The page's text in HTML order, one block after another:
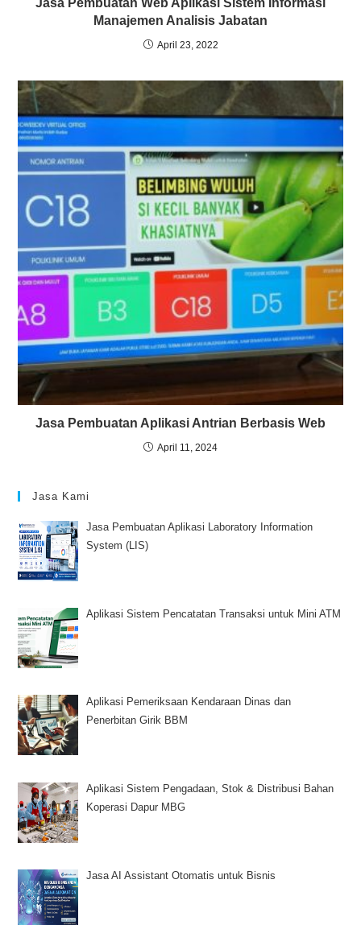
Jasa Pembuatan Aplikasi Antrian Berbasis Web
April 11, 2024
Jasa Kami
Jasa Pembuatan Aplikasi Laboratory Information
Aplikasi Sistem Pencatatan Transaksi untuk Mini ATM
Aplikasi Pemeriksaan Kendaraan Dinas dan
Penerbitan Girik BBM
Aplikasi Sistem Pengadaan, Stok & Distribusi Bahan
Jasa AI Assistant Otomatis untuk Bisnis